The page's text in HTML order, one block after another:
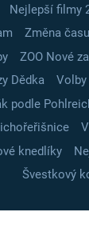
Nejlepší filmy
Změna času
ZOO Nové
Dědka
Volby
podle
knedlíky
Švestkový